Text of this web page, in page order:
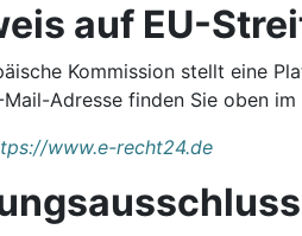
auf EU-
Kommission stellt eine
Mail-Adresse finden Sie oben im
www.e-recht24.de